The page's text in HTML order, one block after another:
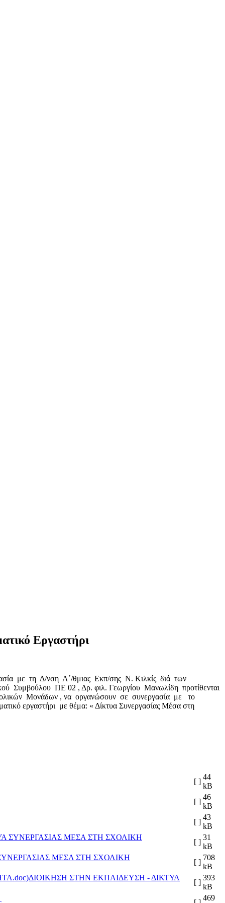
Εργαστήρι
με τη Δ/νση Α΄/θμιας Εκπ/σης Ν. Κιλκίς διά των
Συμβούλου ΠΕ 02 , Δρ. φιλ. Γεωργίου Μανωλίδη προτίθενται
Μονάδων , να οργανώσουν σε συνεργασία με το
εργαστήρι με θέμα: « Δίκτυα Συνεργασίας Μέσα στη
[ ]
44
kB
[ ]
46
kB
[ ]
43
kB
ΣΥΝΕΡΓΑΣΙΑΣ ΜΕΣΑ ΣΤΗ ΣΧΟΛΙΚΗ
[ ]
31
kB
ΜΕΣΑ ΣΤΗ ΣΧΟΛΙΚΗ
[ ]
708
kB
ΔΙΟΙΚΗΣΗ ΣΤΗΝ ΕΚΠΑΙΔΕΥΣΗ - ΔΙΚΤΥΑ
[ ]
393
kB
469